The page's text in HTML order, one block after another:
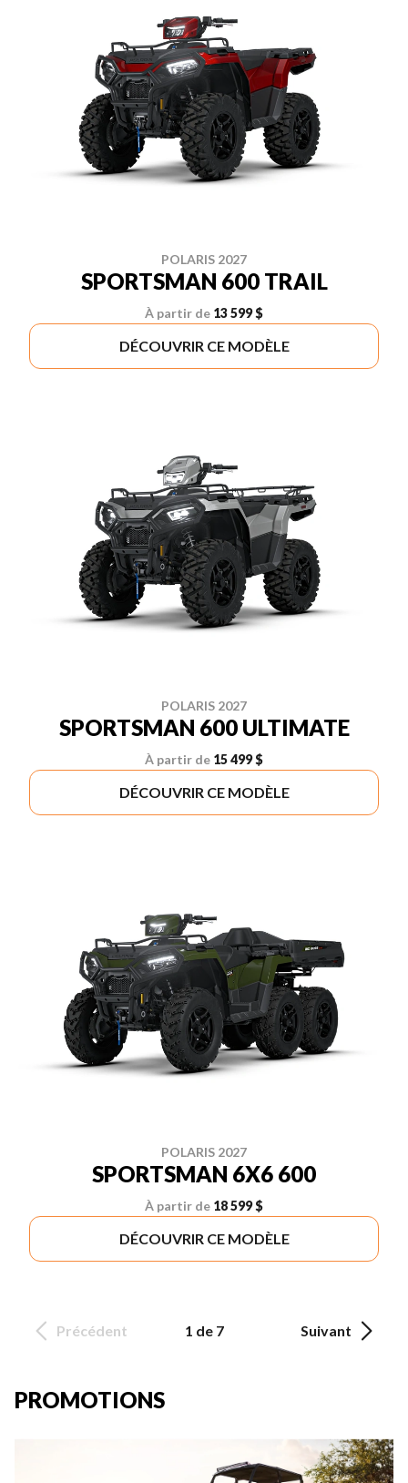
POLARIS 2027
SPORTSMAN 600 TRAIL
À partir de 13 599 $
DÉCOUVRIR CE MODÈLE
POLARIS 2027
SPORTSMAN 600 ULTIMATE
À partir de 15 499 $
DÉCOUVRIR CE MODÈLE
POLARIS 2027
SPORTSMAN 6X6 600
À partir de 18 599 $
DÉCOUVRIR CE MODÈLE
Précédent 1 de 7 Suivant
PROMOTIONS